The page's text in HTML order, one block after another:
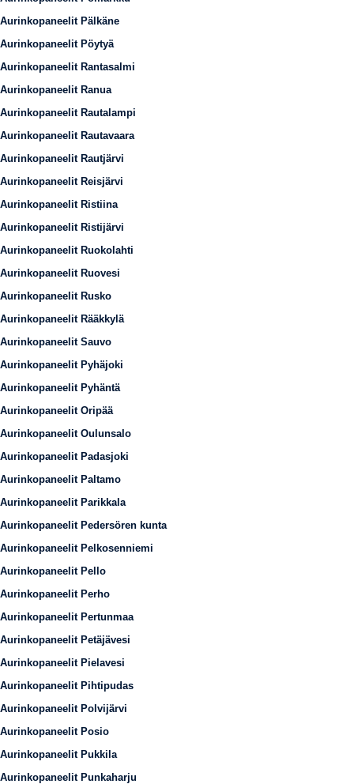
Aurinkopaneelit Pälkäne
Aurinkopaneelit Pöytyä
Aurinkopaneelit Rantasalmi
Aurinkopaneelit Ranua
Aurinkopaneelit Rautalampi
Aurinkopaneelit Rautavaara
Aurinkopaneelit Rautjärvi
Aurinkopaneelit Reisjärvi
Aurinkopaneelit Ristiina
Aurinkopaneelit Ristijärvi
Aurinkopaneelit Ruokolahti
Aurinkopaneelit Ruovesi
Aurinkopaneelit Rusko
Aurinkopaneelit Rääkkylä
Aurinkopaneelit Sauvo
Aurinkopaneelit Pyhäjoki
Aurinkopaneelit Pyhäntä
Aurinkopaneelit Oripää
Aurinkopaneelit Oulunsalo
Aurinkopaneelit Padasjoki
Aurinkopaneelit Paltamo
Aurinkopaneelit Parikkala
Aurinkopaneelit Pedersören kunta
Aurinkopaneelit Pelkosenniemi
Aurinkopaneelit Pello
Aurinkopaneelit Perho
Aurinkopaneelit Pertunmaa
Aurinkopaneelit Petäjävesi
Aurinkopaneelit Pielavesi
Aurinkopaneelit Pihtipudas
Aurinkopaneelit Polvijärvi
Aurinkopaneelit Posio
Aurinkopaneelit Pukkila
Aurinkopaneelit Punkaharju